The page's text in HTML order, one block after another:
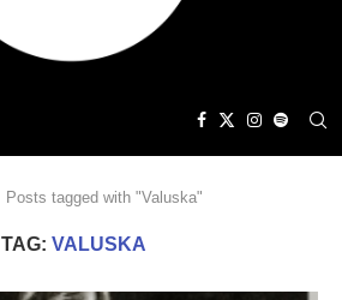
Posts tagged with "Valuska"
TAG: VALUSKA